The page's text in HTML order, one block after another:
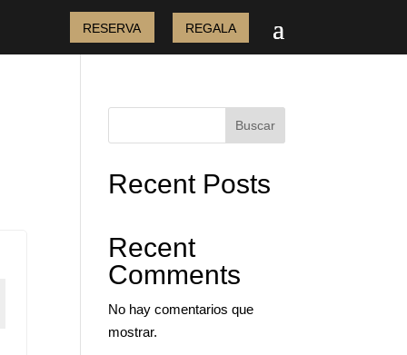
RESERVA REGALA
Buscar
Recent Posts
Recent
Comments
No hay comentarios que
mostrar.